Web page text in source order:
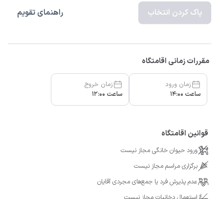
پاک کردن انتخاب راهنمای تقویم
مقررات زمانی اقامتگاه
زمان ورود
ساعت 14:00
زمان خروج
ساعت 12:00
قوانین اقامتگاه
ورود حیوان خانگی مجاز نیست
برگزاری مراسم مجاز نیست
عدم پذیرش فرد یا جمع‌های مجردی آقایان